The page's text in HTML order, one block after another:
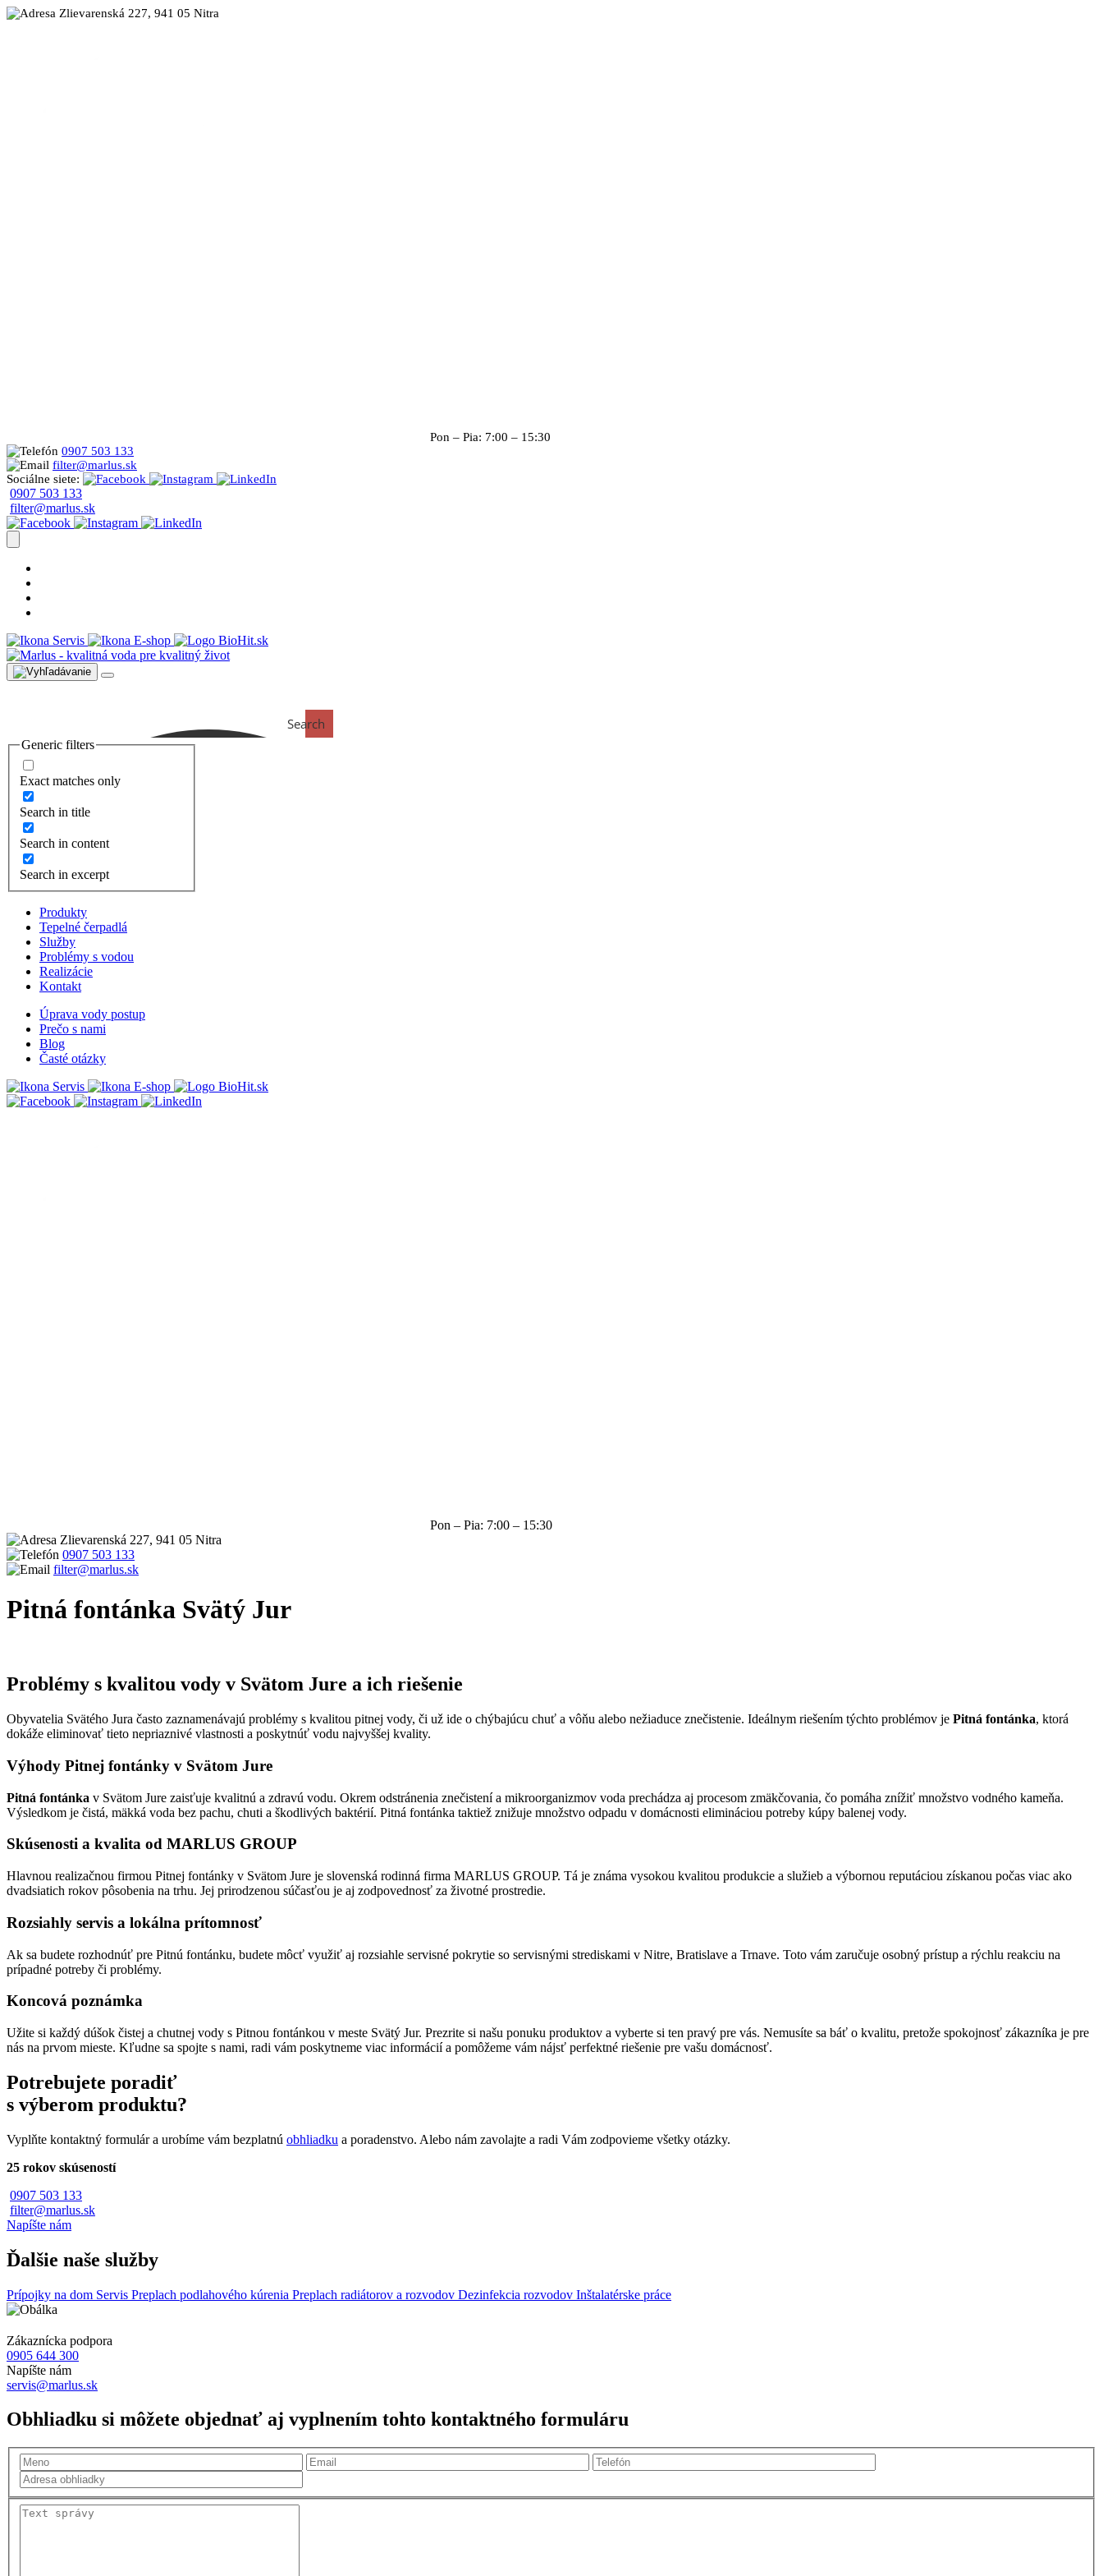
Zlievarenská 227, 941 05 Nitra
Pon – Pia: 7:00 – 15:30
0907 503 133
filter@marlus.sk
Sociálne siete:
0907 503 133
filter@marlus.sk
Servis E-shop
Search
Generic filters
Exact matches only
Search in title
Search in content
Search in excerpt
Produkty
Tepelné čerpadlá
Služby
Problémy s vodou
Realizácie
Kontakt
Úprava vody postup
Prečo s nami
Blog
Časté otázky
Servis
E-shop
Pon – Pia: 7:00 – 15:30
Zlievarenská 227, 941 05 Nitra
0907 503 133
filter@marlus.sk
Pitná fontánka Svätý Jur
Problémy s kvalitou vody v Svätom Jure a ich riešenie
Obyvatelia Svätého Jura často zaznamenávajú problémy s kvalitou pitnej vody, či už ide o chýbajúcu chuť a vôňu alebo nežiaduce znečistenie. Ideálnym riešením týchto problémov je Pitná fontánka, ktorá
dokáže eliminovať tieto nepriaznivé vlastnosti a poskytnúť vodu najvyššej kvality.
Výhody Pitnej fontánky v Svätom Jure
Pitná fontánka v Svätom Jure zaisťuje kvalitnú a zdravú vodu. Okrem odstránenia znečistení a mikroorganizmov voda prechádza aj procesom zmäkčovania, čo pomáha znížiť množstvo vodného kameňa.
Výsledkom je čistá, mäkká voda bez pachu, chuti a škodlivých baktérií. Pitná fontánka taktiež znižuje množstvo odpadu v domácnosti elimináciou potreby kúpy balenej vody.
Skúsenosti a kvalita od MARLUS GROUP
Hlavnou realizačnou firmou Pitnej fontánky v Svätom Jure je slovenská rodinná firma MARLUS GROUP. Tá je známa vysokou kvalitou produkcie a služieb a výbornou reputáciou získanou počas viac ako
dvadsiatich rokov pôsobenia na trhu. Jej prirodzenou súčasťou je aj zodpovednosť za životné prostredie.
Rozsiahly servis a lokálna prítomnosť
Ak sa budete rozhodnúť pre Pitnú fontánku, budete môcť využiť aj rozsiahle servisné pokrytie so servisnými strediskami v Nitre, Bratislave a Trnave. Toto vám zaručuje osobný prístup a rýchlu reakciu na
prípadné potreby či problémy.
Koncová poznámka
Užite si každý dúšok čistej a chutnej vody s Pitnou fontánkou v meste Svätý Jur. Prezrite si našu ponuku produktov a vyberte si ten pravý pre vás. Nemusíte sa báť o kvalitu, pretože spokojnosť zákazníka je pre
nás na prvom mieste. Kľudne sa spojte s nami, radi vám poskytneme viac informácií a pomôžeme vám nájsť perfektné riešenie pre vašu domácnosť.
Potrebujete poradiť
s výberom produktu?
Vyplňte kontaktný formulár a urobíme vám bezplatnú obhliadku a poradenstvo. Alebo nám zavolajte a radi Vám zodpovieme všetky otázky.
25 rokov skúseností
0907 503 133
filter@marlus.sk
Napíšte nám
Ďalšie naše služby
Prípojky na dom Servis Preplach podlahového kúrenia Preplach radiátorov a rozvodov Dezinfekcia rozvodov Inštalatérske práce
Zákaznícka podpora
0905 644 300
Napíšte nám
servis@marlus.sk
Obhliadku si môžete objednať aj vyplnením tohto kontaktného formuláru